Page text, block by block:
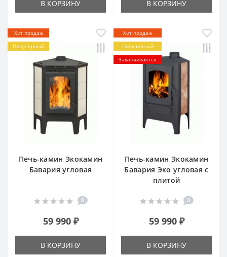
В КОРЗИНУ В КОРЗИНУ
Хит продаж
Популярный
Печь-камин Экокамин
Бавария угловая
0
59 990 ₽
В КОРЗИНУ
Хит продаж
Популярный
Заканчивается
Печь-камин Экокамин
Бавария Эко угловая с
плитой
0
59 990 ₽
В КОРЗИНУ